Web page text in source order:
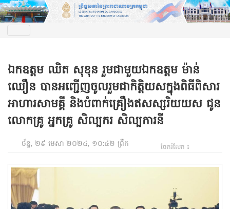
ឯកឧត្តម ឈិត សុខុន រួមជាមួយឯកឧត្តម ម៉ាន់
ឈឿន បានអញ្ជើញចូលរួមជាកិត្តិយសក្នុងពិធីពិសារ
អាហារសាមគ្គី និងបំពាក់គ្រឿងឥសស្សរិយយស ជូន
លោកគ្រូ អ្នកគ្រូ សិល្បករ សិល្បការនី
ច័ន្ទ, ២៩ មេសា ២០២៤, ១០:៤២ ព្រឹក ចែករំលែក ៖